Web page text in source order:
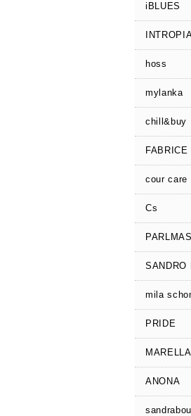
iBLUES
hoss
mylanka
chill&buy
FABRICE
cour care
Cs
SANDRO
mila
PRIDE
MARELLA
ANONA